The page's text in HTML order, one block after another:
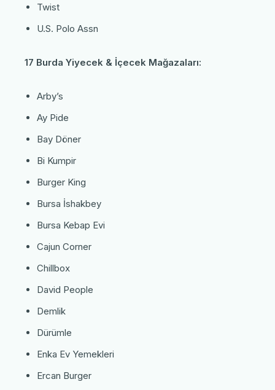
Twist
U.S. Polo Assn
17 Burda Yiyecek & İçecek Mağazaları:
Arby’s
Ay Pide
Bay Döner
Bi Kumpir
Burger King
Bursa İshakbey
Bursa Kebap Evi
Cajun Corner
Chillbox
David People
Demlik
Dürümle
Enka Ev Yemekleri
Ercan Burger